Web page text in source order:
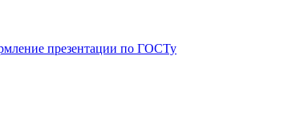
презентации по ГОСТу